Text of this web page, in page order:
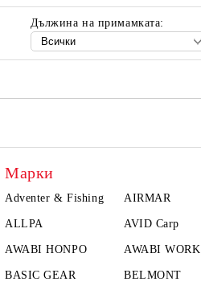
Дължина на примамката:
Марки
Adventer & Fishing AIRMAR
ALLPA AVID Carp
AWABI HONPO AWABI
BASIC GEAR BELMONT